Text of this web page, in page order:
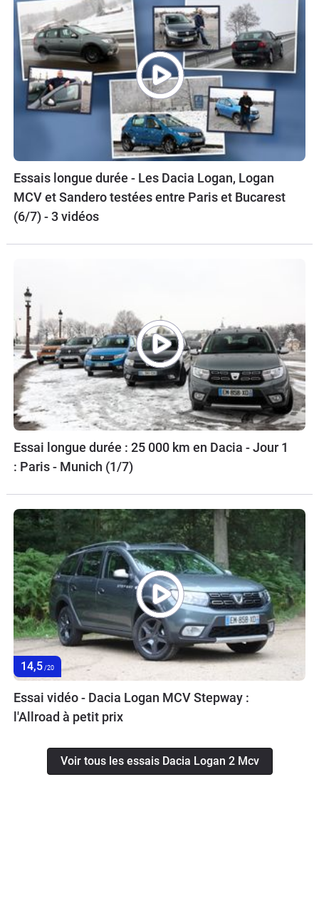
Essais longue durée - Les Dacia Logan, Logan
MCV et Sandero testées entre Paris et Bucarest
(6/7) - 3 vidéos
Essai longue durée : 25 000 km en Dacia - Jour 1
: Paris - Munich (1/7)
14,5 /20
Essai vidéo - Dacia Logan MCV Stepway :
l'Allroad à petit prix
Voir tous les essais Dacia Logan 2 Mcv